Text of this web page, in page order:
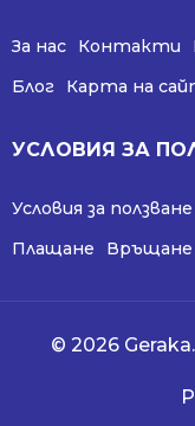
За нас Контакти
Блог
Карта на
УСЛОВИЯ ЗА
Условия за ползване
Плащане
Връщане
© 2026